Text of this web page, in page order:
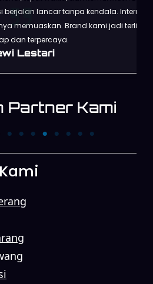
berjalan lancar tanpa kendala. Internet
memuaskan. Brand kami jadi terlihat
dan terpercaya.
Lestari
Partner Kami
PT. Trans News
Corpora